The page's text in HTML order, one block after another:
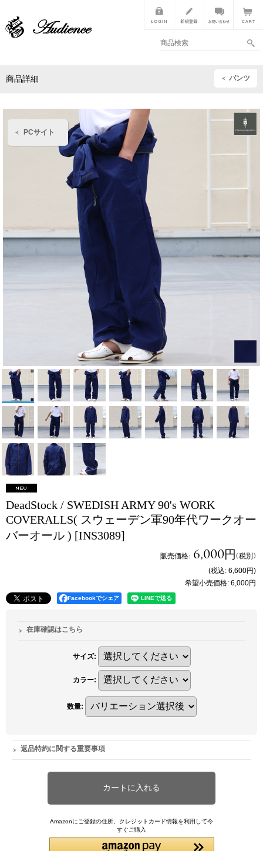
PCサイト
商品詳細 パンツ
DeadStock / SWEDISH ARMY 90's WORK
COVERALLS( スウェーデン軍90年代ワークオー
バーオール ) [INS3089]
販売価格: 6,000円(税別)
(税込: 6,600円)
希望小売価格: 6,000円
Facebookでシェア
在庫確認はこちら
サイズ:
カラー:
数量:
返品特約に関する重要事項
Amazonにご登録の住所、クレジットカード情報を利用して今
すぐご購入